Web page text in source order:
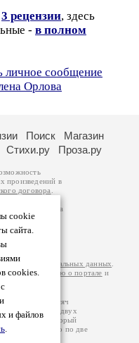
3 рецензии, здесь
- в полном
личное сообщение
Орлова
cookie
сайта.
cookies.
и файлов
.
Поиск
Магазин
Стихи.ру Проза.ру
произведений в
договора
авторам
возможна
можете
за
на
персональных данных
информацию о портале и
200 тысяч
более двух
который
графе указано по две
посетителей.